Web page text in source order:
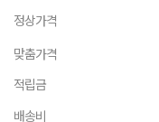
정상가격
맞춤가격
적립금
배송비